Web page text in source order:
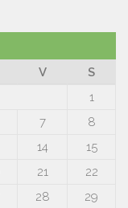
V
S
1
7
8
14
15
21
22
28
29